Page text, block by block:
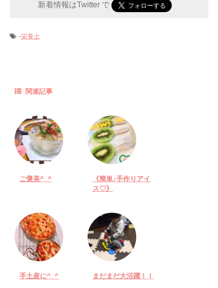
新着情報はTwitter で
-栄養士
関連記事
ご褒美^_^
《簡単♪手作りアイ
ス♡》
手土産に^_^ まだまだ大活躍！！